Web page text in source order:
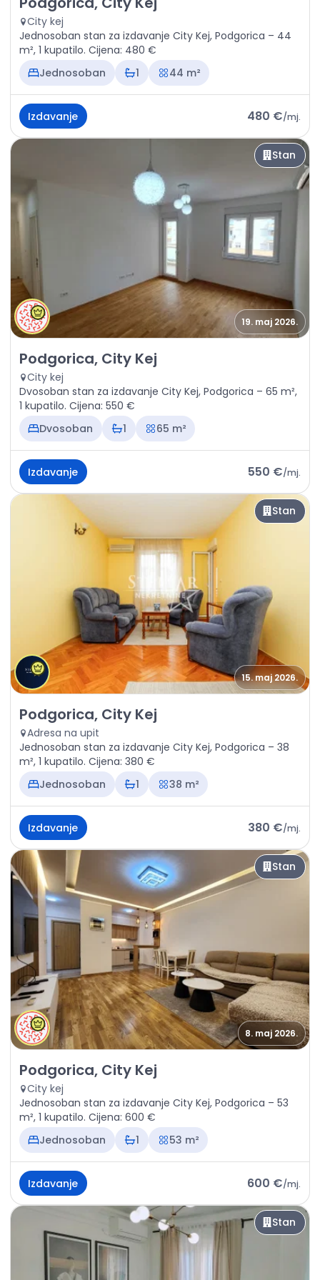
City kej
Jednosoban stan za izdavanje City Kej, Podgorica – 44
m², 1 kupatilo. Cijena: 480 €
Jednosoban
1 44 m²
Izdavanje 480 €/mj.
Stan
19. maj 2026.
Izdavanje - Stan Podgorica, City Kej
Podgorica, City Kej
City kej
Dvosoban stan za izdavanje City Kej, Podgorica – 65 m²,
1 kupatilo. Cijena: 550 €
Dvosoban
1 65 m²
Izdavanje 550 €/mj.
Stan
15. maj 2026.
Izdavanje - Stan Podgorica, City Kej
Podgorica, City Kej
Adresa na upit
Jednosoban stan za izdavanje City Kej, Podgorica – 38
m², 1 kupatilo. Cijena: 380 €
Jednosoban
1 38 m²
Izdavanje 380 €/mj.
Stan
8. maj 2026.
Izdavanje - Stan Podgorica, City Kej
Podgorica, City Kej
City kej
Jednosoban stan za izdavanje City Kej, Podgorica – 53
m², 1 kupatilo. Cijena: 600 €
Jednosoban
1 53 m²
Izdavanje 600 €/mj.
Stan